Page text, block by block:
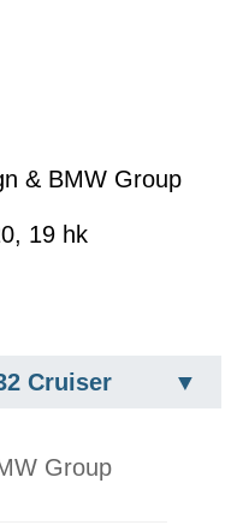
& BMW Group
19 hk
Cruiser
Group